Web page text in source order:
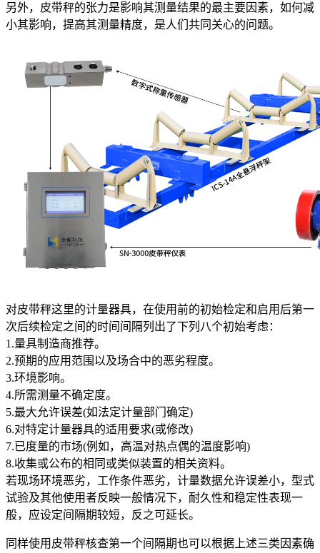
另外，皮带秤的张力是影响其测量结果的最主要因素，如何减
小其影响，提高其测量精度，是人们共同关心的问题。
对皮带秤这里的计量器具，在使用前的初始检定和启用后第一
次后续检定之间的时间间隔列出了下列八个初始考虑：
1.量具制造商推荐。
2.预期的应用范围以及场合中的恶劣程度。
3.环境影响。
4.所需测量不确定度。
5.最大允许误差(如法定计量部门确定)
6.对特定计量器具的适用要求(或修改)
7.已度量的市场(例如，高温对热点偶的温度影响)
8.收集或公布的相同或类似装置的相关资料。
若现场环境恶劣，工作条件恶劣，计量数据允许误差小，型式
试验及其他使用者反映一般情况下，耐久性和稳定性表现一
般，应设定间隔期较短，反之可延长。
同样使用皮带秤核查第一个间隔期也可以根据上述三类因素确